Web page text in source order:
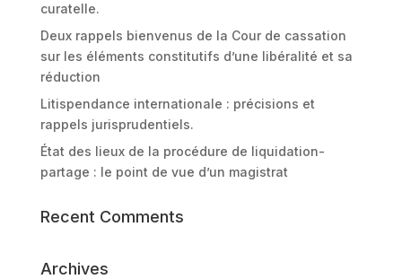
curatelle.
Deux rappels bienvenus de la Cour de cassation
sur les éléments constitutifs d’une libéralité et sa
réduction
Litispendance internationale : précisions et
rappels jurisprudentiels.
État des lieux de la procédure de liquidation-
partage : le point de vue d’un magistrat
Recent Comments
Archives